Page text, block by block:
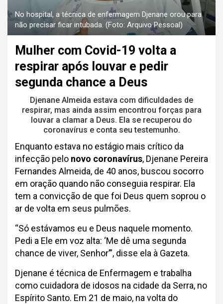
No hospital, a técnica de enfermagem Djenane orou para
não precisar ficar intubada. (Foto: Arquivo Pessoal)
Mulher com Covid-19 volta a
respirar após louvar e pedir
segunda chance a Deus
Djenane Almeida estava com dificuldades de
respirar, mas ainda assim encontrou forças para
louvar a clamar a Deus. Ela se recuperou do
coronavírus e conta seu testemunho.
Enquanto estava no estágio mais crítico da
infecção pelo novo coronavírus, Djenane Pereira
Fernandes Almeida, de 40 anos, buscou socorro
em oração quando não conseguia respirar. Ela
tem a convicção de que foi Deus quem soprou o
ar de volta em seus pulmões.
“Só estávamos eu e Deus naquele momento.
Pedi a Ele em voz alta: ‘Me dê uma segunda
chance de viver, Senhor’”, disse ela à Gazeta.
Djenane é técnica de Enfermagem e trabalha
como cuidadora de idosos na cidade da Serra, no
Espírito Santo. Em 21 de maio, na volta do